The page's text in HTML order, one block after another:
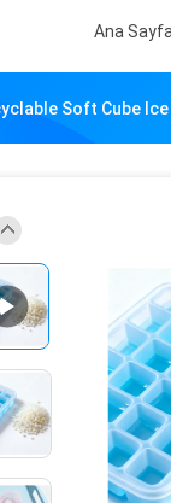
Ana Sayfa
Soft Cube